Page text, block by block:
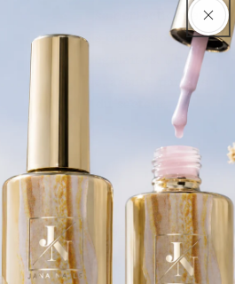
souhaitant se perfectionner,
de produits professionnels
stylistes ongulaires. Un
le long terme, assuré par des
reconnues du secteur.
Rapides
Shop
Ecole
générales de vente
Legal